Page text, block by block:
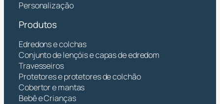
Personalização
Produtos
Edredons e colchas
Conjunto de lençóis e capas de edredom
Travesseiros
Protetores e protetores de colchão
Cobertor e mantas
Bebê e Crianças